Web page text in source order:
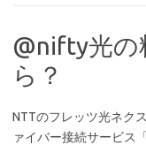
@nifty光の
ら？
NTTのフレッツ光ネク
ァイバー接続サービス